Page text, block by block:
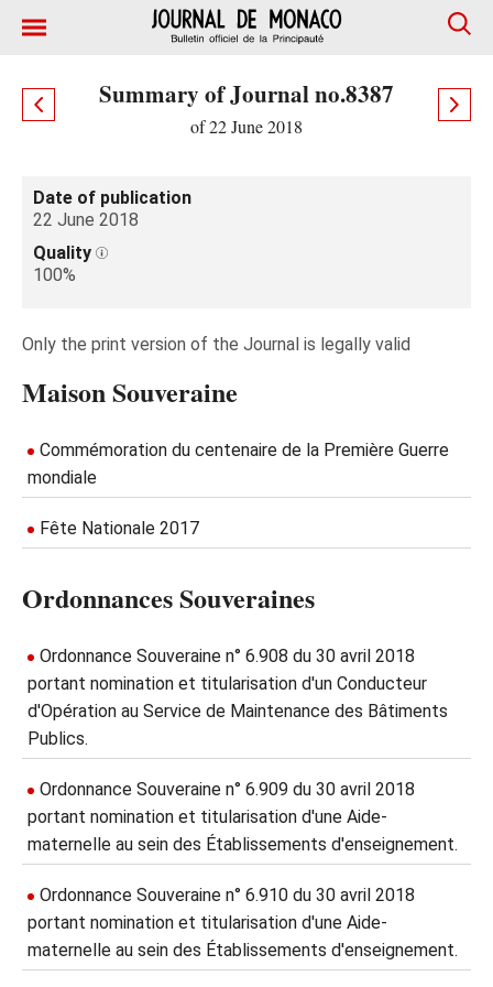
Summary of Journal no.8387
of 22 June 2018
Date of publication
22 June 2018
Quality
100%
Only the print version of the Journal is legally valid
Maison Souveraine
Commémoration du centenaire de la Première Guerre
mondiale
Fête Nationale 2017
Ordonnances Souveraines
Ordonnance Souveraine n° 6.908 du 30 avril 2018
portant nomination et titularisation d'un Conducteur
d'Opération au Service de Maintenance des Bâtiments
Publics.
Ordonnance Souveraine n° 6.909 du 30 avril 2018
portant nomination et titularisation d'une Aide-
maternelle au sein des Établissements d'enseignement.
Ordonnance Souveraine n° 6.910 du 30 avril 2018
portant nomination et titularisation d'une Aide-
maternelle au sein des Établissements d'enseignement.